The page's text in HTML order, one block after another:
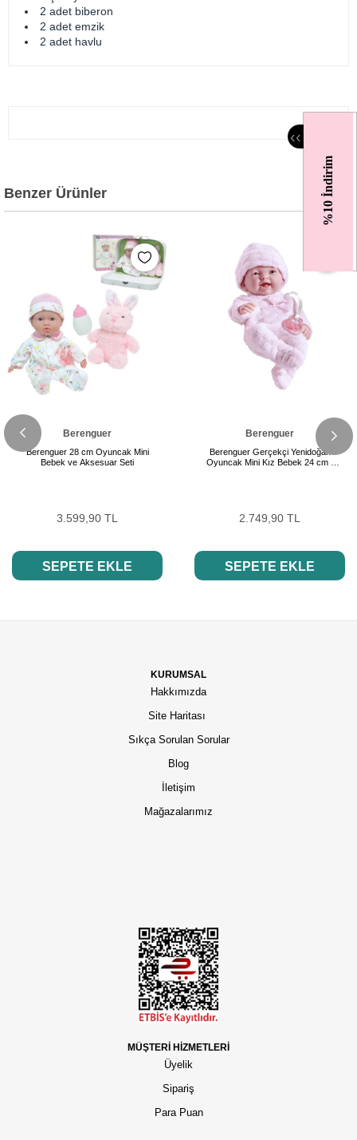
%10 İndirim
‹‹
2 adet biberon
2 adet emzik
2 adet havlu
Benzer Ürünler
Berenguer
Berenguer 28 cm Oyuncak Mini
Bebek ve Aksesuar Seti
3.599,90 TL
SEPETE EKLE
Berenguer
Berenguer Gerçekçi Yenidoğan
Oyuncak Mini Kız Bebek 24 cm -
2.749,90 TL
SEPETE EKLE
KURUMSAL
Hakkımızda
Site Haritası
Sıkça Sorulan Sorular
Blog
İletişim
Mağazalarımız
MÜŞTERİ HİZMETLERİ
Üyelik
Sipariş
Para Puan